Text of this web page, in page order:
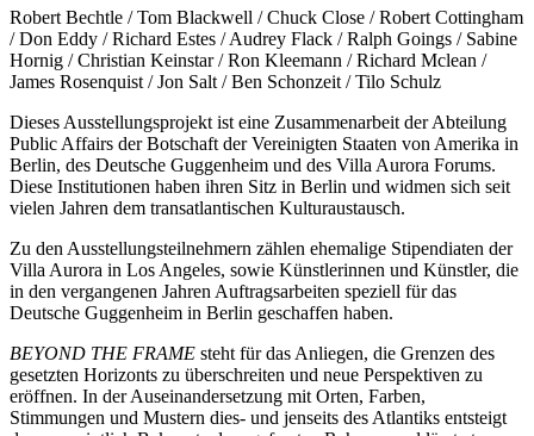
Robert Bechtle / Tom Blackwell / Chuck Close / Robert Cottingham
/ Don Eddy / Richard Estes / Audrey Flack / Ralph Goings / Sabine
Hornig / Christian Keinstar / Ron Kleemann / Richard Mclean /
James Rosenquist / Jon Salt / Ben Schonzeit / Tilo Schulz
Dieses Ausstellungsprojekt ist eine Zusammenarbeit der Abteilung
Public Affairs der Botschaft der Vereinigten Staaten von Amerika in
Berlin, des Deutsche Guggenheim und des Villa Aurora Forums.
Diese Institutionen haben ihren Sitz in Berlin und widmen sich seit
vielen Jahren dem transatlantischen Kulturaustausch.
Zu den Ausstellungsteilnehmern zählen ehemalige Stipendiaten der
Villa Aurora in Los Angeles, sowie Künstlerinnen und Künstler, die
in den vergangenen Jahren Auftragsarbeiten speziell für das
Deutsche Guggenheim in Berlin geschaffen haben.
BEYOND THE FRAME steht für das Anliegen, die Grenzen des
gesetzten Horizonts zu überschreiten und neue Perspektiven zu
eröffnen. In der Auseinandersetzung mit Orten, Farben,
Stimmungen und Mustern dies- und jenseits des Atlantiks entsteigt